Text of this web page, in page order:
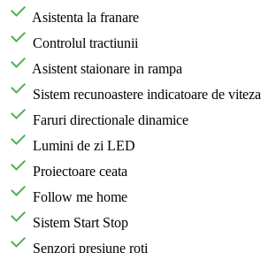
Asistenta la franare
Controlul tractiunii
Asistent staionare in rampa
Sistem recunoastere indicatoare de viteza
Faruri directionale dinamice
Lumini de zi LED
Proiectoare ceata
Follow me home
Sistem Start Stop
Senzori presiune roti